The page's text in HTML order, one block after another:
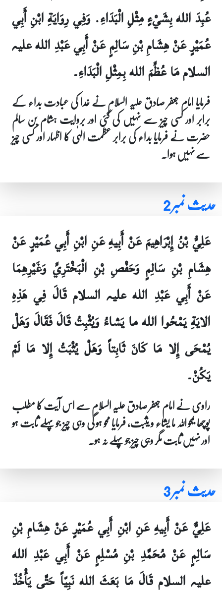
عُبِدَ الله بِشَيْءٍ مِثْلِ الْبَدَاءِ. وَفِي رِوَايَةِ ابْنِ أَبِي
عُمَيْرٍ عَنْ هِشَامِ بْنِ سَالِمٍ عَنْ أَبِي عَبْدِ الله علیہ
السلام مَا عُظِّمَ الله بِمِثْلِ الْبَدَاءِ۔
فرمایا امام جعفر صادق علیہ السلام نے خدا کی عبادت بداء کے
برابر اور کسی چیز سے نہیں کی گئی اور بروایت ہشام بن سالم
حضرت نے فرمایا بداء کی برابر عظمت الہٰی کا اظہار اور کسی چیز
سے نہیں ہوا۔
حدیث نمبر 2
عَلِيُّ بْنُ إِبْرَاهِيمَ عَنْ أَبِيهِ عَنِ ابْنِ أَبِي عُمَيْرٍ عَنْ
هِشَامِ بْنِ سَالِمٍ وَحَفْصِ بْنِ الْبَخْتَرِيِّ وَغَيْرِهِمَا
عَنْ أَبِي عَبْدِ الله علیہ السلام قَالَ فِي هَذِهِ
الايَةِ يَمْحُوا الله ما يَشاءُ وَيُثْبِتُ قَالَ فَقَالَ وَهَلْ
يُمْحَى إِلا مَا كَانَ ثَابِتاً وَهَلْ يُثْبَتُ إِلا مَا لَمْ
يَكُنْ۔
راوی نے امام جعفر صادق علیہ السلام سے اس آیت کا مطلب
پوچھا یمحو اللہ ما یشاء و یثبت، فرمایا محو ہو گی وہی چیز جو پہلے ثابت ہو
اور نہیں ثابت مگر وہی چیز جو پہلے نہ ہو۔
حدیث نمبر 3
عَلِيٌّ عَنْ أَبِيهِ عَنِ ابْنِ أَبِي عُمَيْرٍ عَنْ هِشَامِ بْنِ
سَالِمٍ عَنْ مُحَمَّدِ بْنِ مُسْلِمٍ عَنْ أَبِي عَبْدِ الله
علیہ السلام قَالَ مَا بَعَثَ الله نَبِيّاً حَتَّى يَأْخُذَ